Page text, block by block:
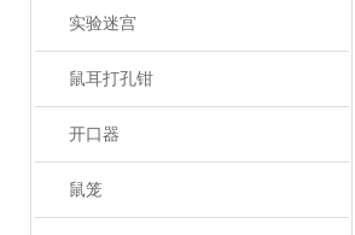
实验迷宫
鼠耳打孔钳
开口器
鼠笼